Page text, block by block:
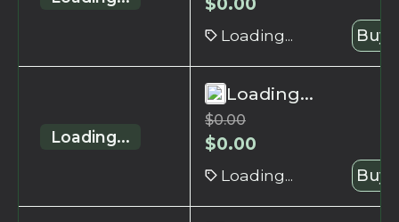
Loading... Buy
Loading...
Loading...
$0.00
$0.00
Loading... Buy